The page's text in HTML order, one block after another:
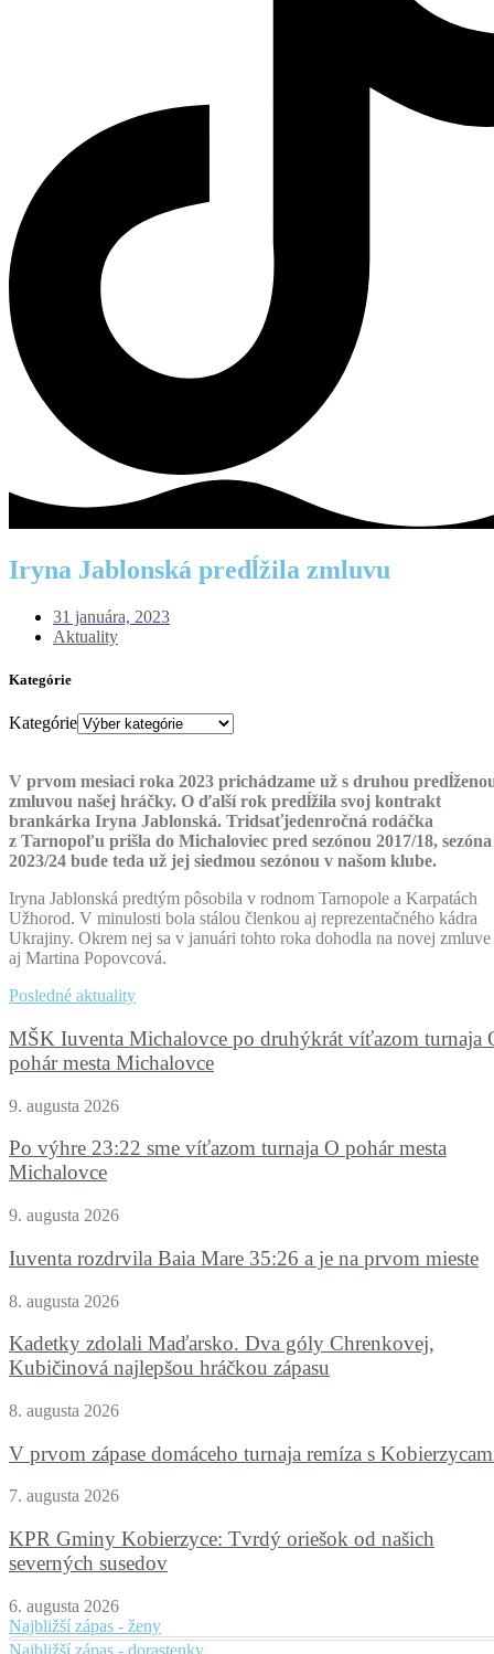
Iryna Jablonská predĺžila zmluvu
31 januára, 2023
Aktuality
Kategórie
Kategórie
V prvom mesiaci roka 2023 prichádzame už s druhou
zmluvou našej hráčky. O ďalší rok predĺžila svoj kontrakt
brankárka Iryna Jablonská. Tridsaťjedenročná rodáčka
z Tarnopoľu prišla do Michaloviec pred sezónou 2017/18, sezóna
2023/24 bude teda už jej siedmou sezónou v našom klube.
Iryna Jablonská predtým pôsobila v rodnom Tarnopole a Karpatách
Užhorod. V minulosti bola stálou členkou aj reprezentačného kádra
Ukrajiny. Okrem nej sa v januári tohto roka dohodla na novej zmluve
aj Martina Popovcová.
Posledné aktuality
MŠK Iuventa Michalovce po druhýkrát víťazom turnaja
pohár mesta Michalovce
9. augusta 2026
Po výhre 23:22 sme víťazom turnaja O pohár mesta
Michalovce
9. augusta 2026
Iuventa rozdrvila Baia Mare 35:26 a je na prvom mieste
8. augusta 2026
Kadetky zdolali Maďarsko. Dva góly Chrenkovej,
Kubičinová najlepšou hráčkou zápasu
8. augusta 2026
V prvom zápase domáceho turnaja remíza s
7. augusta 2026
KPR Gminy Kobierzyce: Tvrdý oriešok od našich
severných susedov
6. augusta 2026
Najbližší zápas - ženy
Najbližší zápas - dorastenky